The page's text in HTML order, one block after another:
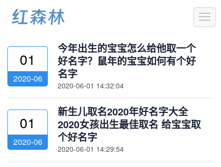
01
2020-06
今年出生的宝宝怎么给他取一个
好名字？鼠年的宝宝如何有个好
名字
2020-06-01 14:32:04
01
2020-06
新生儿取名2020年好名字大全
2020女孩出生最佳取名 给宝宝取
个好名字
2020-06-01 14:29:54